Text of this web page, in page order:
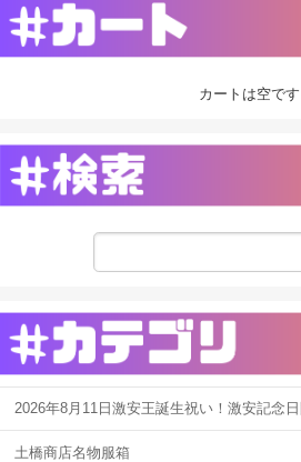
カートは空です
2026年8月11日激安王誕生祝い！激安記念日
土橋商店名物服箱